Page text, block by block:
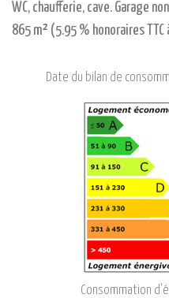
WC, chaufferie, cave. Garage
865 m² (5.95 % honoraires
Date du bilan de
Consommation